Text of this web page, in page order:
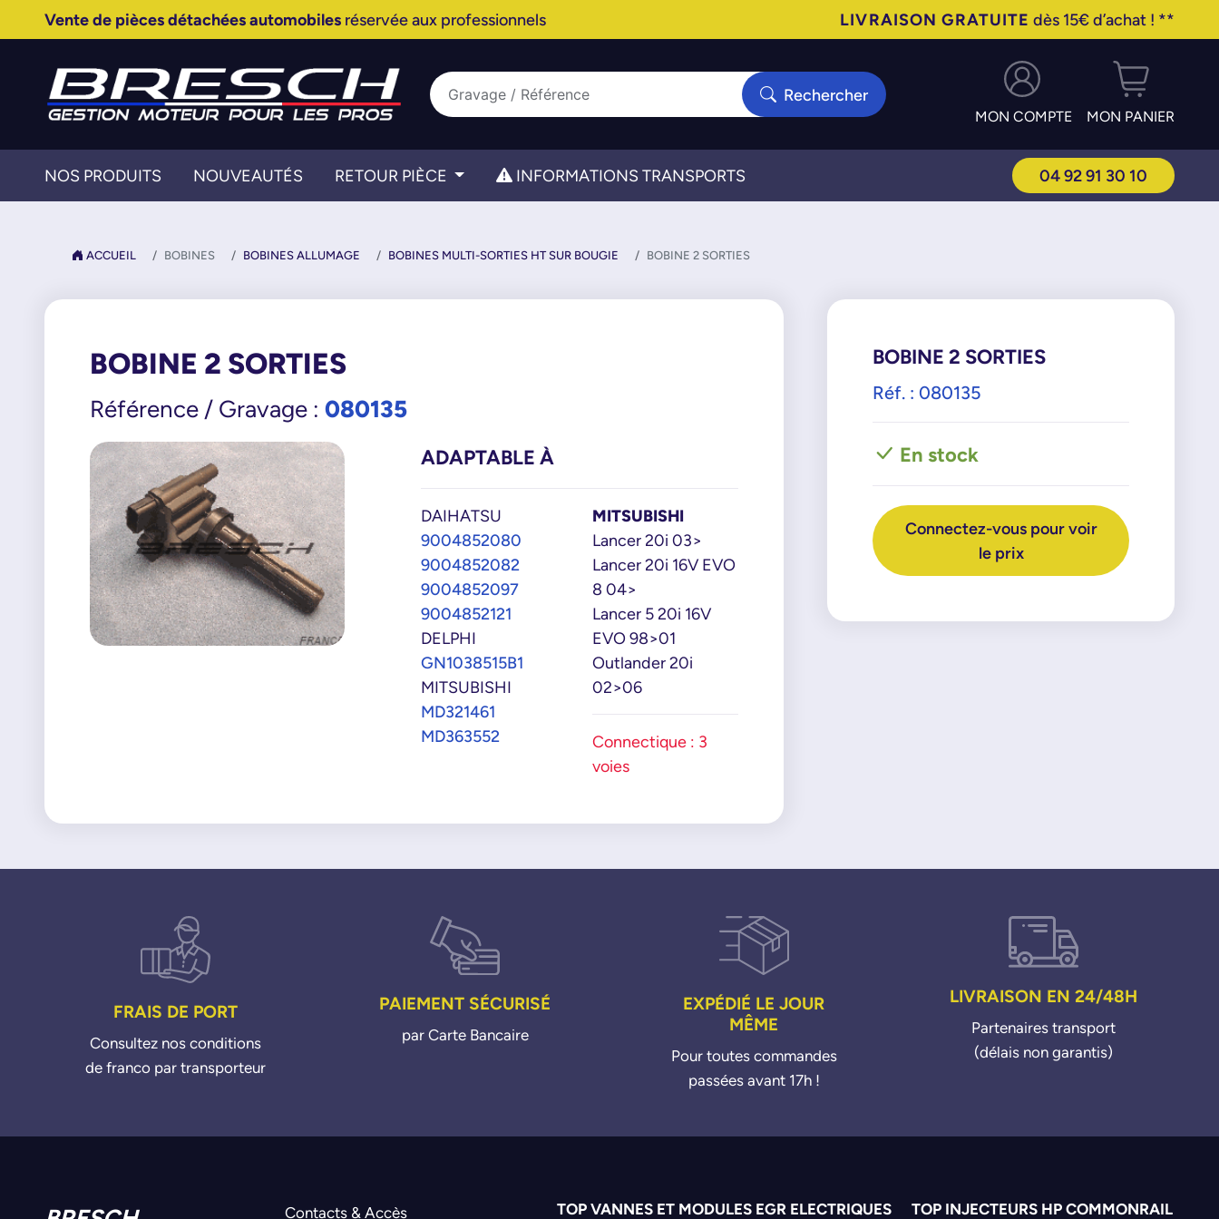
Vente de pièces détachées automobilesréservée aux professionnels LIVRAISON GRATUITE dès 15€ d’achat ! **
Rechercher
MON COMPTE MON PANIER
NOS PRODUITS NOUVEAUTÉS RETOUR PIÈCE INFORMATIONS TRANSPORTS 04 92 91 30 10
ACCUEIL BOBINES BOBINES ALLUMAGE BOBINES MULTI-SORTIES HT SUR BOUGIE BOBINE 2 SORTIES
BOBINE 2 SORTIES
Référence / Gravage : 080135
ADAPTABLE À
DAIHATSU
9004852080
9004852082
9004852097
9004852121
DELPHI
GN1038515B1
MITSUBISHI
MD321461
MD363552
MITSUBISHI
Lancer 20i 03>
Lancer 20i 16V EVO
8 04>
Lancer 5 20i 16V
EVO 98>01
Outlander 20i
02>06
Connectique : 3
voies
BOBINE 2 SORTIES
Réf. : 080135
En stock
Connectez-vous pour voir
le prix
FRAIS DE PORT
Consultez nos conditions
de franco par transporteur
PAIEMENT SÉCURISÉ
par Carte Bancaire
EXPÉDIÉ LE JOUR
MÊME
Pour toutes commandes
passées avant 17h !
LIVRAISON EN 24/48H
Partenaires transport
(délais non garantis)
Contacts & Accès TOP VANNES ET MODULES EGR ELECTRIQUES TOP INJECTEURS HP COMMONRAIL